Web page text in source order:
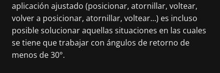
aplicación ajustado (posicionar, atornillar, voltear,
volver a posicionar, atornillar, voltear...) es incluso
posible solucionar aquellas situaciones en las cuales
se tiene que trabajar con ángulos de retorno de
menos de 30°.